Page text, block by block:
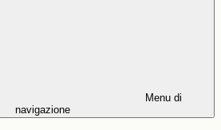
Menu di
navigazione